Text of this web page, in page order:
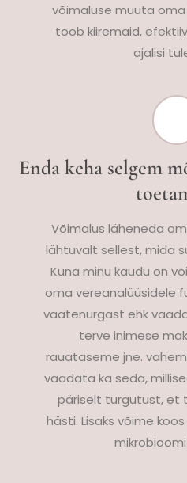
võimaluse muuta
toob kiiremaid,
ajalisi
Enda keha selgem
Võimalus läheneda
lähtuvalt sellest, mida
Kuna minu kaudu on
oma vereanalüüsidele
vaatenurgast ehk
terve inimese
rauataseme jne.
vaadata ka seda,
päriselt turgutust, et
hästi. Lisaks võime